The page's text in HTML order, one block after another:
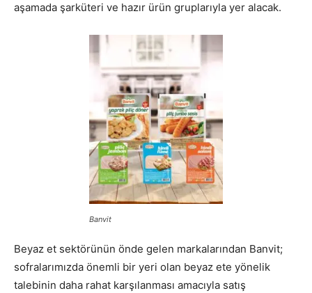
aşamada şarküteri ve hazır ürün gruplarıyla yer alacak.
Banvit
Beyaz et sektörünün önde gelen markalarından Banvit;
sofralarımızda önemli bir yeri olan beyaz ete yönelik
talebinin daha rahat karşılanması amacıyla satış